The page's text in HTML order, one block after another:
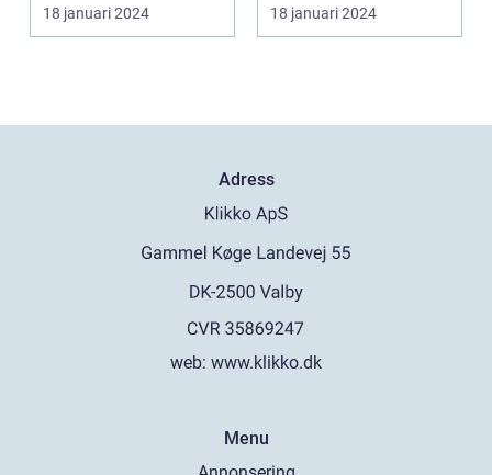
Australiens...
18 januari 2024 18 januari 2024
Adress
web: www.klikko.dk
Menu